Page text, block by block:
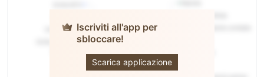
Iscriviti all'app per
sbloccare!
Scarica applicazione
HGNH